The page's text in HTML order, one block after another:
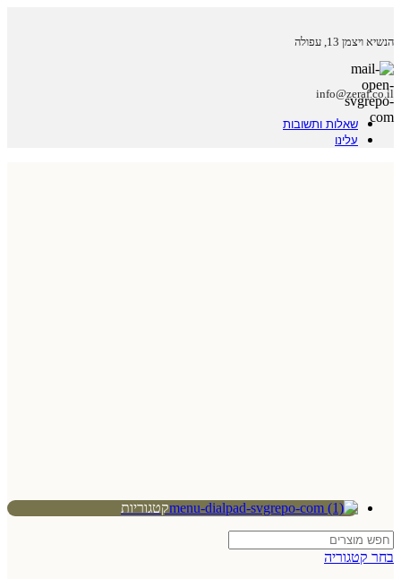
הנשיא ויצמן 13, עפולה
info@zeraf.co.il
שאלות ותשובות
עלינו
קטגוריות
בחר קטגוריה